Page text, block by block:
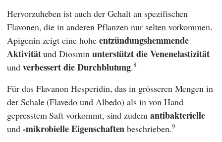
Hervorzuheben ist auch der Gehalt an spezifischen
Flavonen, die in anderen Pflanzen nur selten vorkommen.
Apigenin zeigt eine hohe entzündungshemmende
Aktivitätund Diosmin unterstützt die Venenelastizität
undverbessert die Durchblutung.8
Für das Flavanon Hesperidin, das in grösseren Mengen in
der Schale (Flavedo und Albedo) als in von Hand
gepresstem Saft vorkommt, sind zudemantibakterielle
und -mikrobielle Eigenschaften beschrieben.9